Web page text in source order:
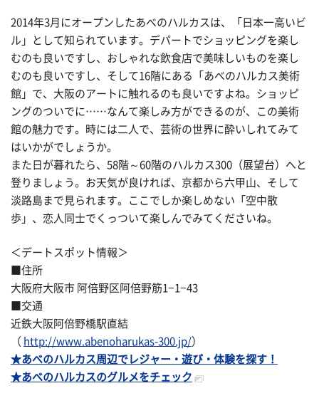
2014年3月にオープンしたあべのハルカスは、「日本一高いビ
ル」として知られています。デパートでショッピングを楽し
むのも良いですし、おしゃれな飲食店で美味しいものを楽し
むのも良いですし、そして16階にある「あべのハルカス美術
館」で、大阪のアートに触れるのも良いですよね。ショッピ
ングのついでに……なんて楽しみ方ができるのが、この美術
館の魅力です。時には二人で、芸術の世界に酔いしれてみて
はいかがでしょうか。
また日が暮れたら、58階～60階のハルカス300（展望台）へと
登りましょう。お天気が良ければ、京都から六甲山、そして
淡路島まで見られます。ここでしか楽しめない「空中散
歩」、恋人同士でくっついて楽しんでみてくださいね。
＜デートスポット情報＞
■住所
大阪府大阪市 阿倍野区阿倍野筋1−1−43
■交通
近鉄大阪阿倍野橋駅直結
（ http://www.abenoharukas-300.jp/）
★あべのハルカス周辺でレジャー・遊び・体験を探す！
★あべのハルカスのグルメをチェック